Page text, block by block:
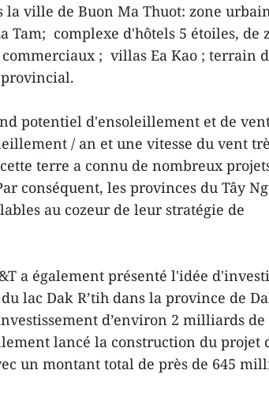
la ville de Buon Ma Thuot: zone
Tam; complexe d'hôtels 5 étoiles, de
; villas Ea Kao ; terrain
potentiel d'ensoleillement et de
/ an et une vitesse du vent
terre a connu de nombreux
conséquent, les provinces du Tây
au cozeur de leur stratégie de
a également présenté l'idée
lac Dak R’tih dans la province de
d’environ 2 milliards de
lancé la construction du projet
un montant total de près de 645